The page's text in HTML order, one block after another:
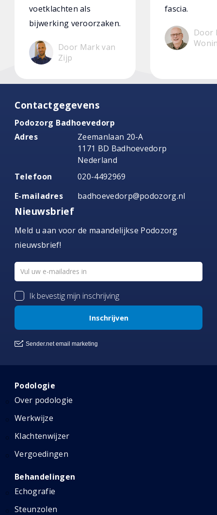
voetklachten als
bijwerking veroorzaken.
Door Mark van
Zijp
fascia.
Door
Contactgegevens
Podozorg Badhoevedorp
Adres
Zeemanlaan 20-A
1171 BD Badhoevedorp
Nederland
Telefoon
020-4492969
E-mailadres
badhoevedorp@podozorg.nl
Nieuwsbrief
Meld u aan voor de maandelijkse Podozorg
nieuwsbrief!
Podologie
Over podologie
Werkwijze
Klachtenwijzer
Vergoedingen
Behandelingen
Echografie
Steunzolen